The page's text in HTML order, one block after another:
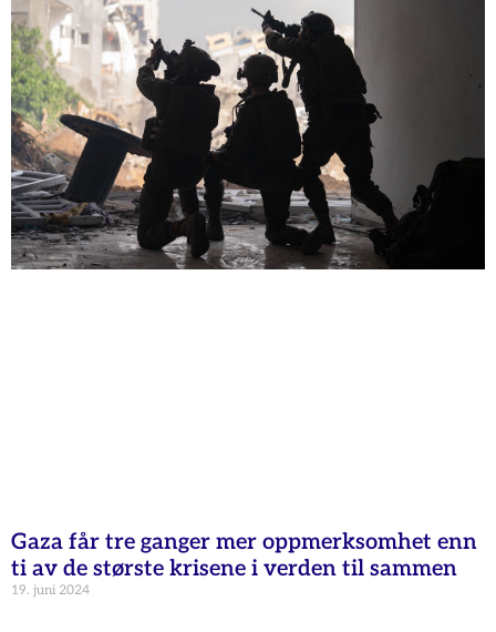
Gaza får tre ganger mer oppmerksomhet enn
ti av de største krisene i verden til sammen
19. juni 2024